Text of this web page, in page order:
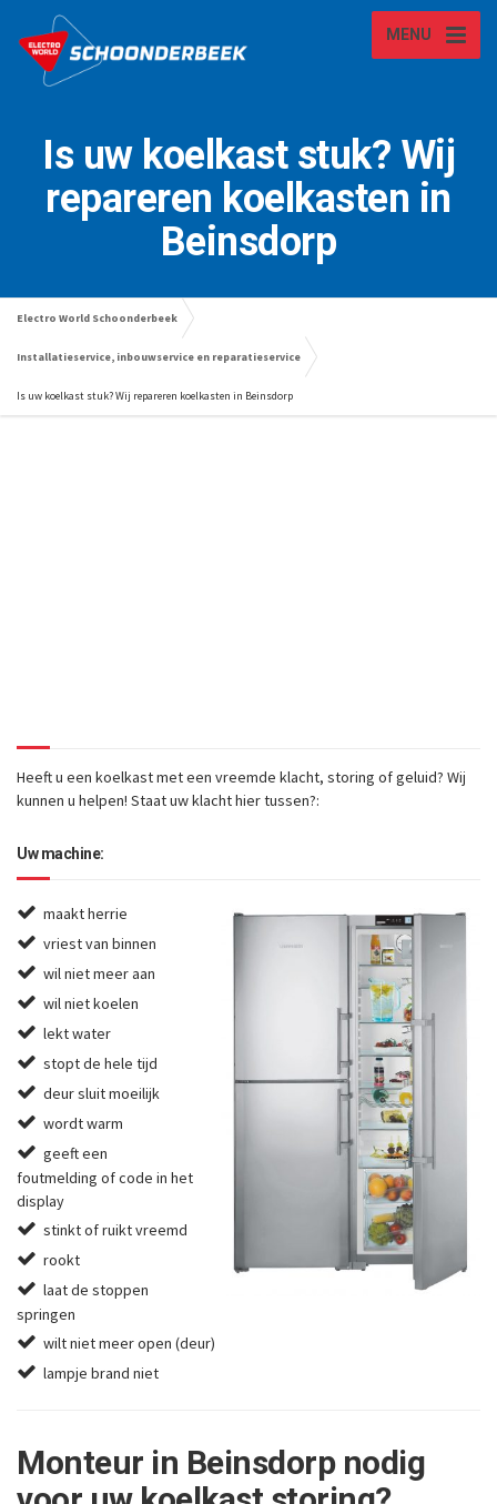
MENU
Is uw koelkast stuk? Wij
repareren koelkasten in
Beinsdorp
Electro World Schoonderbeek
Installatieservice, inbouwservice en reparatieservice
Is uw koelkast stuk? Wij repareren koelkasten in Beinsdorp
Heeft u een koelkast met een vreemde klacht, storing of geluid? Wij
kunnen u helpen! Staat uw klacht hier tussen?:
Uw machine:
maakt herrie
vriest van binnen
wil niet meer aan
wil niet koelen
lekt water
stopt de hele tijd
deur sluit moeilijk
wordt warm
geeft een
foutmelding of code in het
display
stinkt of ruikt vreemd
rookt
laat de stoppen
springen
wilt niet meer open (deur)
lampje brand niet
Monteur in Beinsdorp nodig